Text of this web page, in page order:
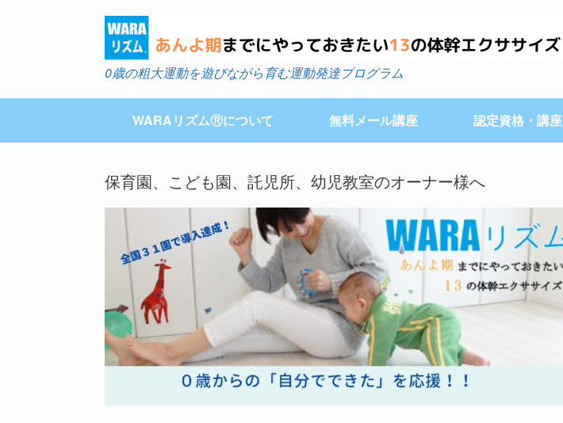
0歳の粗大運動を遊びながら育む運動発達プログラム
WARAリズムⓇについて 無料メール講座 認定資格・講座
保育園、こども園、託児所、幼児教室のオーナー様へ